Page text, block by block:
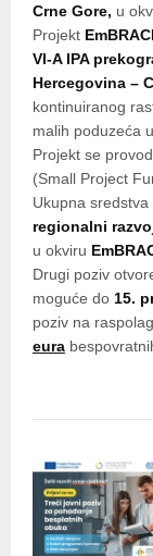
Crne Gore, u
Projekt
VI-A IPA
Hercegovina –
kontinuiranog
malih poduzeća
Projekt se
(Small Project
Ukupna
regionalni
u okviru
Drugi poziv
moguće do 15.
poziv na
eura